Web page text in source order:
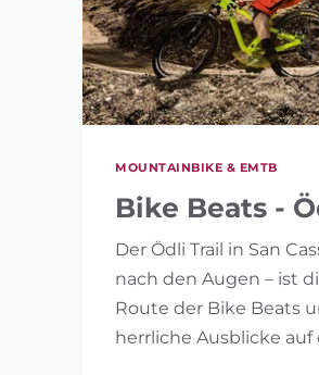
0
MOUNTAINBIKE & EMTB
Bike Beats -
Der Ödli Trail in San
nach den Augen – ist
Route der Bike Beats
herrliche Ausblicke